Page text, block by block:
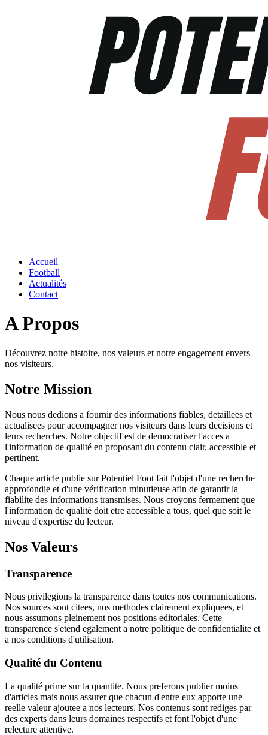
Accueil
Football
Actualités
Contact
A Propos
Découvrez notre histoire, nos valeurs et notre engagement envers
nos visiteurs.
Notre Mission
Nous nous dedions a fournir des informations fiables, detaillees et
actualisees pour accompagner nos visiteurs dans leurs decisions et
leurs recherches. Notre objectif est de democratiser l'acces a
l'information de qualité en proposant du contenu clair, accessible et
pertinent.
Chaque article publie sur Potentiel Foot fait l'objet d'une recherche
approfondie et d'une vérification minutieuse afin de garantir la
fiabilite des informations transmises. Nous croyons fermement que
l'information de qualité doit etre accessible a tous, quel que soit le
niveau d'expertise du lecteur.
Nos Valeurs
Transparence
Nous privilegions la transparence dans toutes nos communications.
Nos sources sont citees, nos methodes clairement expliquees, et
nous assumons pleinement nos positions editoriales. Cette
transparence s'etend egalement a notre politique de confidentialite et
a nos conditions d'utilisation.
Qualité du Contenu
La qualité prime sur la quantite. Nous preferons publier moins
d'articles mais nous assurer que chacun d'entre eux apporte une
reelle valeur ajoutee a nos lecteurs. Nos contenus sont rediges par
des experts dans leurs domaines respectifs et font l'objet d'une
relecture attentive.